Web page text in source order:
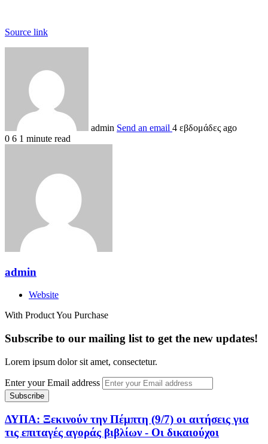
Source link
admin Send an email 4 εβδομάδες ago
0 6 1 minute read
admin
Website
With Product You Purchase
Subscribe to our mailing list to get the new updates!
Lorem ipsum dolor sit amet, consectetur.
Enter your Email address
ΔΥΠΑ: Ξεκινούν την Πέμπτη (9/7) οι αιτήσεις για
τις επιταγές αγοράς βιβλίων - Οι δικαιούχοι